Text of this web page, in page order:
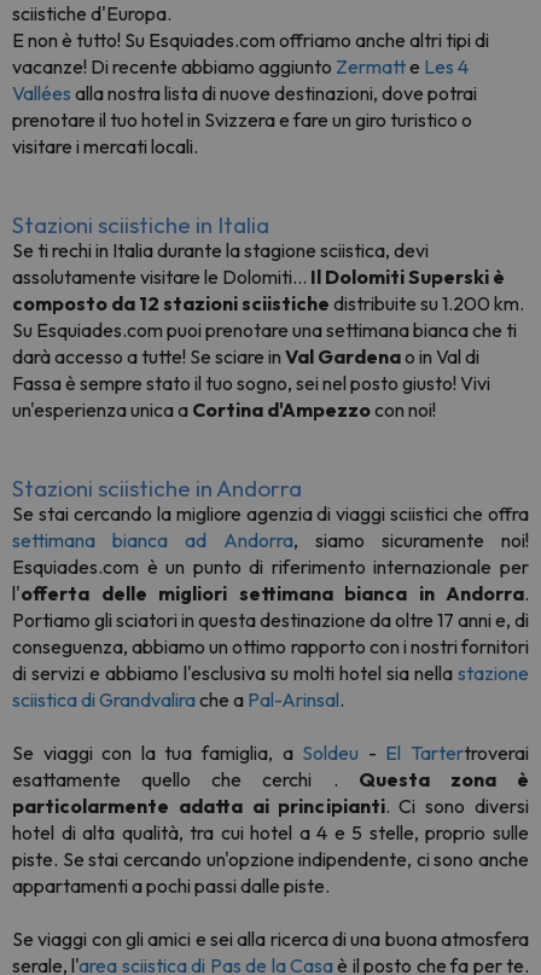
sciistiche d'Europa.
E non è tutto! Su Esquiades.com offriamo anche altri tipi di
vacanze! Di recente abbiamo aggiunto Zermatte Les 4
Vallées alla nostra lista di nuove destinazioni, dove potrai
prenotare il tuo hotel in Svizzera e fare un giro turistico o
visitare i mercati locali.
Stazioni sciistiche in Italia
Se ti rechi in Italia durante la stagione sciistica, devi
assolutamente visitare le Dolomiti... Il Dolomiti Superski è
composto da 12 stazioni sciistiche distribuite su 1.200 km.
Su Esquiades.com puoi prenotare una settimana bianca che ti
darà accesso a tutte! Se sciare in Val Gardenao in Val di
Fassa è sempre stato il tuo sogno, sei nel posto giusto! Vivi
un'esperienza unica a Cortina d'Ampezzocon noi!
Stazioni sciistiche in Andorra
Se stai cercando la migliore agenzia di viaggi sciistici che offra
settimana bianca ad Andorra, siamo sicuramente noi!
Esquiades.com è un punto di riferimento internazionale per
l'offerta delle migliori settimana bianca in Andorra.
Portiamo gli sciatori in questa destinazione da oltre 17 anni e, di
conseguenza, abbiamo un ottimo rapporto con i nostri fornitori
di servizi e abbiamo l'esclusiva su molti hotel sia nella stazione
sciistica di Grandvalirache a Pal-Arinsal.
Se viaggi con la tua famiglia, a Soldeu - El Tartertroverai
esattamente quello che cerchi . Questa zona è
particolarmente adatta ai principianti. Ci sono diversi
hotel di alta qualità, tra cui hotel a 4 e 5 stelle, proprio sulle
piste. Se stai cercando un'opzione indipendente, ci sono anche
appartamenti a pochi passi dalle piste.
Seviaggi con gli amici e sei alla ricerca di una buona atmosfera
serale, l'area sciistica di Pas de la Casaè il posto che fa per te.